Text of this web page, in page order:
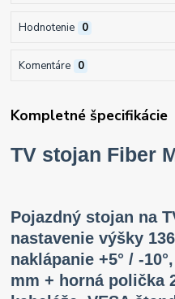
Hodnotenie 0
Komentáre 0
Kompletné špecifikácie
TV stojan Fiber
Pojazdný stojan na
nastavenie výšky
naklápanie +5° / -
mm + horná polička